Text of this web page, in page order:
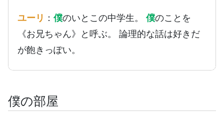
ユーリ ： 僕のいとこの中学生。 僕のことを
《お兄ちゃん》と呼ぶ。 論理的な話は好きだ
が飽きっぽい。
僕の部屋